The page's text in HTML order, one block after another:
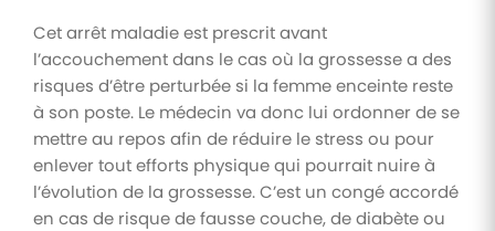
Cet arrêt maladie est prescrit avant
l’accouchement dans le cas où la grossesse a des
risques d’être perturbée si la femme enceinte reste
à son poste. Le médecin va donc lui ordonner de se
mettre au repos afin de réduire le stress ou pour
enlever tout efforts physique qui pourrait nuire à
l’évolution de la grossesse. C’est un congé accordé
en cas de risque de fausse couche, de diabète ou